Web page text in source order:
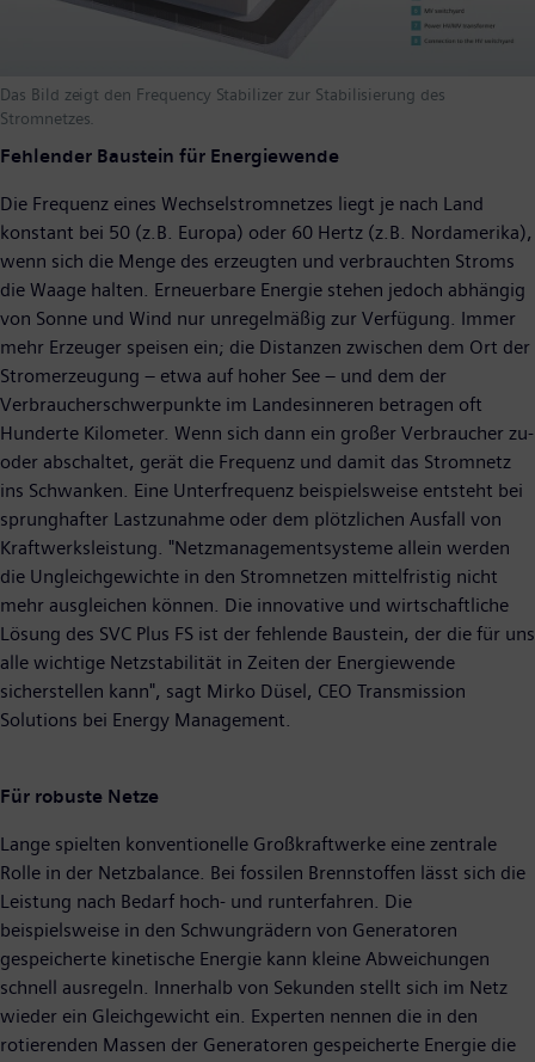
Das Bild zeigt den Frequency Stabilizer zur Stabilisierung des
Stromnetzes.
Fehlender Baustein für Energiewende
Die Frequenz eines Wechselstromnetzes liegt je nach Land
konstant bei 50 (z.B. Europa) oder 60 Hertz (z.B. Nordamerika),
wenn sich die Menge des erzeugten und verbrauchten Stroms
die Waage halten. Erneuerbare Energie stehen jedoch abhängig
von Sonne und Wind nur unregelmäßig zur Verfügung. Immer
mehr Erzeuger speisen ein; die Distanzen zwischen dem Ort der
Stromerzeugung – etwa auf hoher See – und dem der
Verbraucherschwerpunkte im Landesinneren betragen oft
Hunderte Kilometer. Wenn sich dann ein großer Verbraucher zu-
oder abschaltet, gerät die Frequenz und damit das Stromnetz
ins Schwanken. Eine Unterfrequenz beispielsweise entsteht bei
sprunghafter Lastzunahme oder dem plötzlichen Ausfall von
Kraftwerksleistung. "Netzmanagementsysteme allein werden
die Ungleichgewichte in den Stromnetzen mittelfristig nicht
mehr ausgleichen können. Die innovative und wirtschaftliche
Lösung des SVC Plus FS ist der fehlende Baustein, der die für uns
alle wichtige Netzstabilität in Zeiten der Energiewende
sicherstellen kann", sagt Mirko Düsel, CEO Transmission
Solutions bei Energy Management.
Für robuste Netze
Lange spielten konventionelle Großkraftwerke eine zentrale
Rolle in der Netzbalance. Bei fossilen Brennstoffen lässt sich die
Leistung nach Bedarf hoch- und runterfahren. Die
beispielsweise in den Schwungrädern von Generatoren
gespeicherte kinetische Energie kann kleine Abweichungen
schnell ausregeln. Innerhalb von Sekunden stellt sich im Netz
wieder ein Gleichgewicht ein. Experten nennen die in den
rotierenden Massen der Generatoren gespeicherte Energie die